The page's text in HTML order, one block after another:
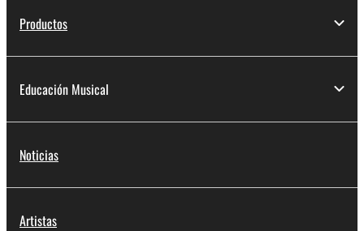
Productos
Educación Musical
Noticias
Artistas